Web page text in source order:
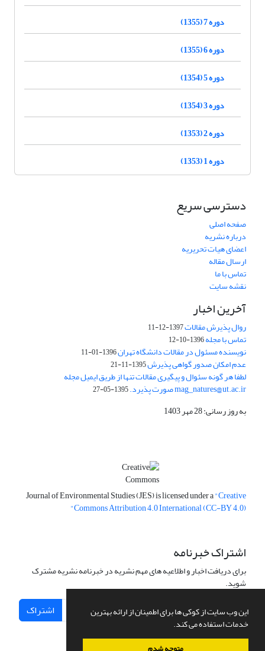
این وب سایت از کوکی ها برای اطمینان از ارائه بهترین
خدمات استفاده می کند.
دوره 7 (1355)
دوره 6 (1355)
دوره 5 (1354)
دوره 3 (1354)
دوره 2 (1353)
دوره 1 (1353)
دسترسی سریع
صفحه اصلی
درباره نشریه
اعضای هیات تحریریه
ارسال مقاله
تماس با ما
نقشه سایت
آخرین اخبار
روال پذیرش مقالات1397-12-11
تماس با مجله1396-10-12
نویسنده مسئول در مقالات دانشگاه تهران1396-01-11
عدم امکان صدور گواهی پذیرش1395-11-21
لطفا هر گونه سئوال و پیگیری مقالات تنها از طریق ایمیل مجله
mag_natures@ut.ac.ir صورت پذیرد. 1395-05-27
به روز رسانی: 28 مهر 1403
Journal of Environmental Studies (JES) is licensed under a"Creative
Commons Attribution 4.0 International (CC-BY 4.0)"
اشتراک خبرنامه
برای دریافت اخبار و اطلاعیه های مهم نشریه در خبرنامه نشریه مشترک
شوید.
اشتراک